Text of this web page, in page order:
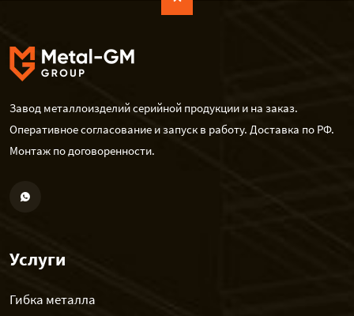
Завод металлоизделий серийной продукции и на заказ.
Оперативное согласование и запуск в работу. Доставка по РФ.
Монтаж по договоренности.
Услуги
Гибка металла